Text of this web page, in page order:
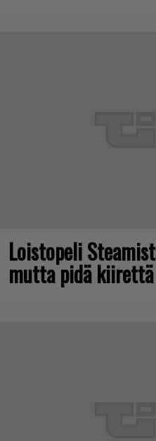
Loistopeli
mutta pidä